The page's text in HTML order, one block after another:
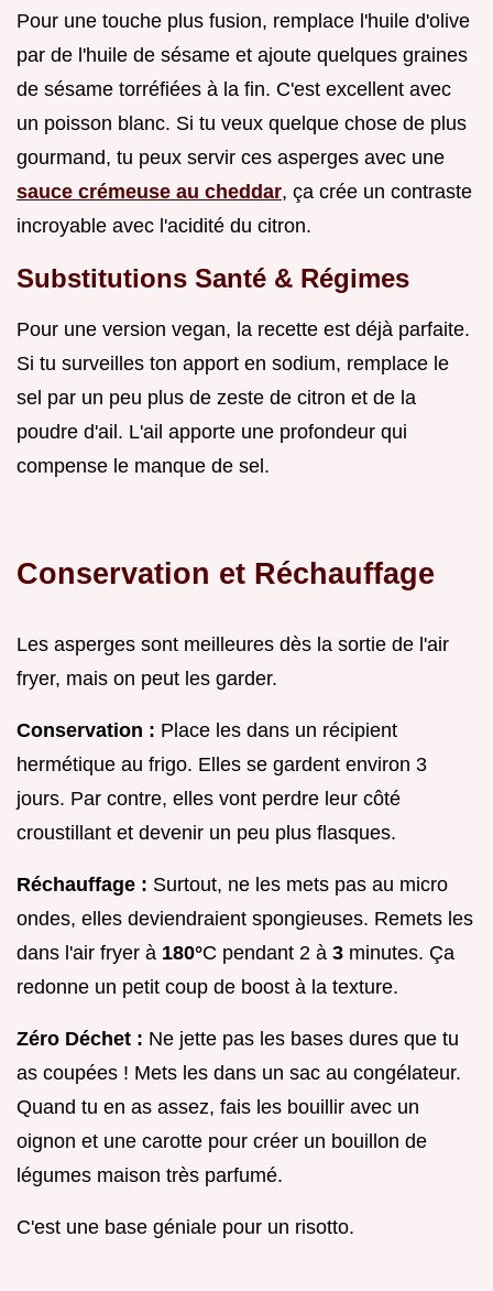
Pour une touche plus fusion, remplace l'huile d'olive
par de l'huile de sésame et ajoute quelques graines
de sésame torréfiées à la fin. C'est excellent avec
un poisson blanc. Si tu veux quelque chose de plus
gourmand, tu peux servir ces asperges avec une
sauce crémeuse au cheddar, ça crée un contraste
incroyable avec l'acidité du citron.
Substitutions Santé & Régimes
Pour une version vegan, la recette est déjà parfaite.
Si tu surveilles ton apport en sodium, remplace le
sel par un peu plus de zeste de citron et de la
poudre d'ail. L'ail apporte une profondeur qui
compense le manque de sel.
Conservation et Réchauffage
Les asperges sont meilleures dès la sortie de l'air
fryer, mais on peut les garder.
Conservation : Place les dans un récipient
hermétique au frigo. Elles se gardent environ 3
jours. Par contre, elles vont perdre leur côté
croustillant et devenir un peu plus flasques.
Réchauffage : Surtout, ne les mets pas au micro
ondes, elles deviendraient spongieuses. Remets les
dans l'air fryer à 180°C pendant 2 à 3 minutes. Ça
redonne un petit coup de boost à la texture.
Zéro Déchet : Ne jette pas les bases dures que tu
as coupées ! Mets les dans un sac au congélateur.
Quand tu en as assez, fais les bouillir avec un
oignon et une carotte pour créer un bouillon de
légumes maison très parfumé.
C'est une base géniale pour un risotto.